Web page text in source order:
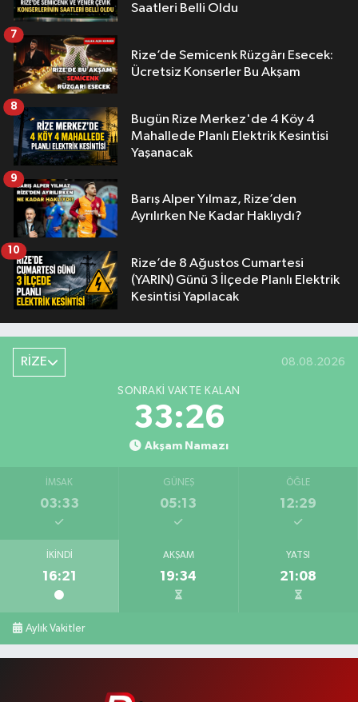
Saatleri Belli Oldu
Rize’de Semicenk Rüzgârı Esecek:
Ücretsiz Konserler Bu Akşam
7
Bugün Rize Merkez'de 4 Köy 4
Mahallede Planlı Elektrik Kesintisi
Yaşanacak
8
Barış Alper Yılmaz, Rize’den
Ayrılırken Ne Kadar Haklıydı?
9
Rize’de 8 Ağustos Cumartesi
(YARIN) Günü 3 İlçede Planlı Elektrik
Kesintisi Yapılacak
10
RİZE 08.08.2026
SONRAKI VAKTE KALAN
33:25
Akşam Namazı
İMSAK
03:33
GÜNEŞ
05:13
ÖĞLE
12:29
İKINDI
16:21
AKŞAM
19:34
YATSI
21:08
Aylık Vakitler